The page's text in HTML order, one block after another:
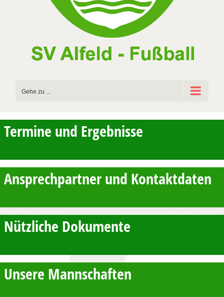
Gehe zu ...
Termine und Ergebnisse
Ansprechpartner und Kontaktdaten
Nützliche Dokumente
Unsere Mannschaften